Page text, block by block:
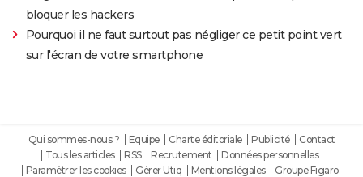
bloquer les hackers
Pourquoi il ne faut surtout pas négliger ce petit point vert
sur l'écran de votre smartphone
Qui sommes-nous ? Equipe Charte éditoriale Publicité
Contact
Tous les articles
RSS Recrutement
Données personnelles
Paramétrer les cookies
Gérer Utiq Mentions légales Groupe Figaro